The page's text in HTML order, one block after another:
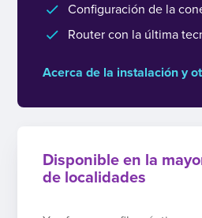
Configuración de la
Router con la última
Acerca de la instalación y
Disponible en la
de localidades